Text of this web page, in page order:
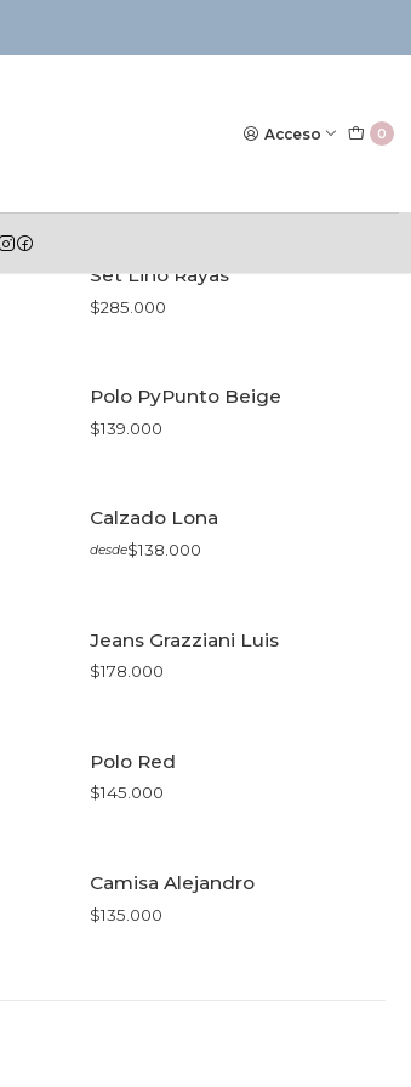
Acceso 0
Set Lino Rayas
$285.000
Polo PyPunto Beige
$139.000
Calzado Lona
desde$138.000
Jeans Grazziani Luis
$178.000
Polo Red
$145.000
Camisa Alejandro
$135.000